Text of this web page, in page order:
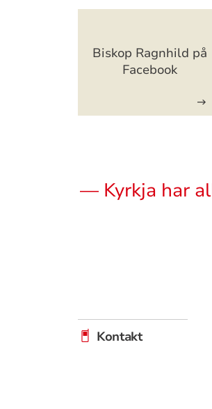
Biskop Ragnhild på
Facebook
Sitat
— Kyrkja har
Kontakt